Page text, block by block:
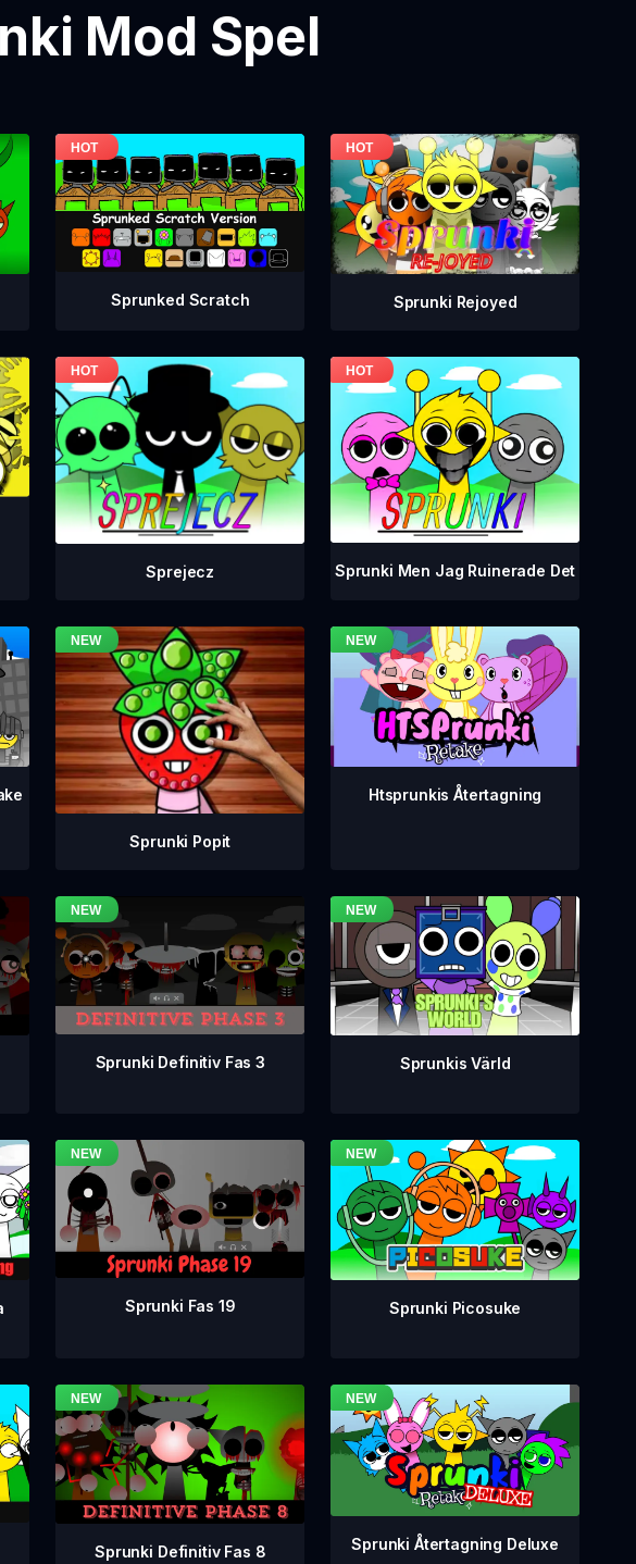
Mod Spel
Sprunked Scratch Sprunki Rejoyed
Sprejecz Sprunki Men Jag Ruinerade Det
Sprunki Popit
Htsprunkis Återtagning
Sprunki Definitiv Fas 3 Sprunkis Värld
Sprunki Fas 19 Sprunki Picosuke
Sprunki Definitiv Fas 8 Sprunki Återtagning Deluxe